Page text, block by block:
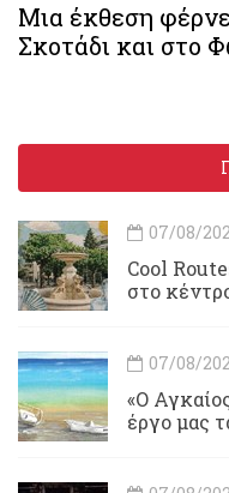
Μια έκθεση
Σκοτάδι και στο
07/08/
Cool
στο
07/08/
«Ο
έργο μας